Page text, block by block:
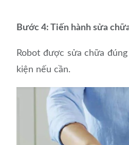
Bước 4: Tiến hành sửa
Robot được sửa chữa
kiện nếu cần.